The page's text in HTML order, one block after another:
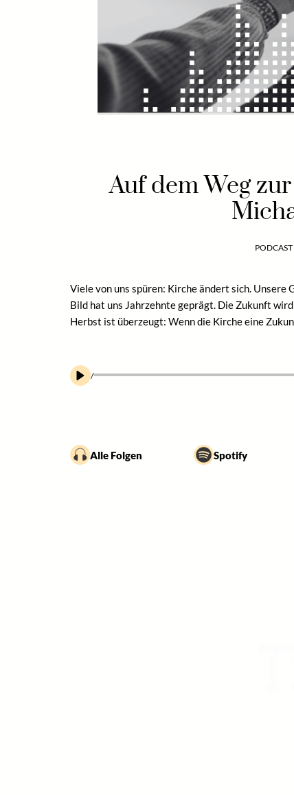
Auf dem Weg
Viele von uns spüren: Kirche ändert sich. Unsere
Bild hat uns Jahrzehnte geprägt. Die Zukunft
Herbst ist überzeugt: Wenn die Kirche eine
/
Alle Folgen Spotify